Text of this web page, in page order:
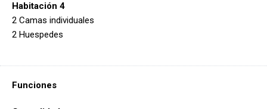
Habitación 4
2 Camas individuales
2 Huespedes
Funciones